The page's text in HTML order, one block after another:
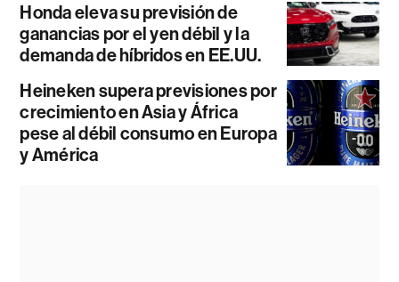
Honda eleva su previsión de
ganancias por el yen débil y la
demanda de híbridos en EE.UU.
Heineken supera previsiones por
crecimiento en Asia y África
pese al débil consumo en Europa
y América